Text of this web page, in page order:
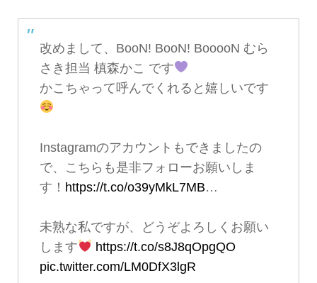
改めまして、BooN! BooN! BooooN むら
さき担当 槙森かこ です
かこちゃって呼んでくれると嬉しいです
Instagramのアカウントもできましたの
で、こちらも是非フォローお願いしま
す！ https://t.co/o39yMkL7MB…
未熟な私ですが、どうぞよろしくお願い
します
https://t.co/s8J8qOpgQO
pic.twitter.com/LM0DfX3lgR